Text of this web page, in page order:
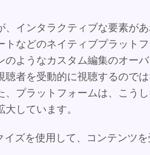
インタラクティブな要素が
などのネイティブプラット
ようなカスタム編集のオー
者を受動的に視聴するので
、プラットフォームは、こう
しています。
ズを使用して、コンテンツ